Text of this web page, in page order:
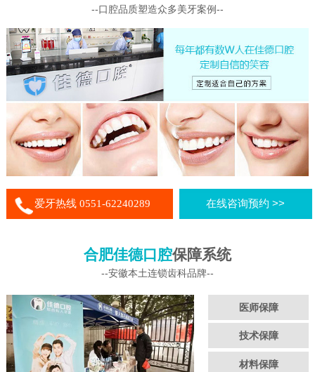
--口腔品质塑造众多美牙案例--
爱牙热线 0551-62240289 在线咨询预约 >>
合肥佳德口腔保障系统
--安徽本土连锁齿科品牌--
医师保障
技术保障
材料保障